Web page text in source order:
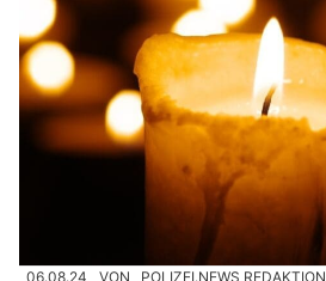
06.08.24 VON POLIZEI.NEWS REDAKTION